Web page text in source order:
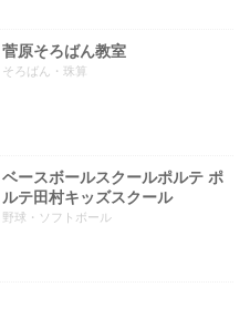
菅原そろばん教室
そろばん・珠算
ベースボールスクールポルテ ポ
ルテ田村キッズスクール
野球・ソフトボール